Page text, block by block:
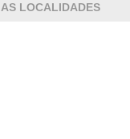
LOCALIDADES